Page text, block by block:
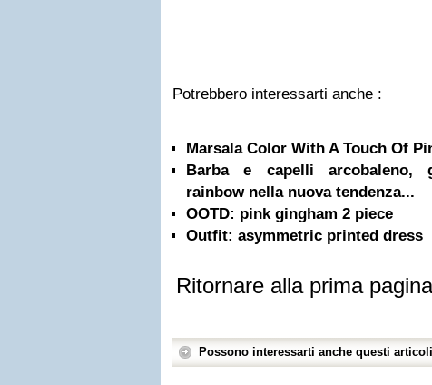
Potrebbero interessarti anche :
Marsala Color With A Touch Of
Barba e capelli arcobaleno,
rainbow nella nuova tendenza...
OOTD: pink gingham 2 piece
Outfit: asymmetric printed dress
Ritornare alla prima
Possono interessarti anche questi